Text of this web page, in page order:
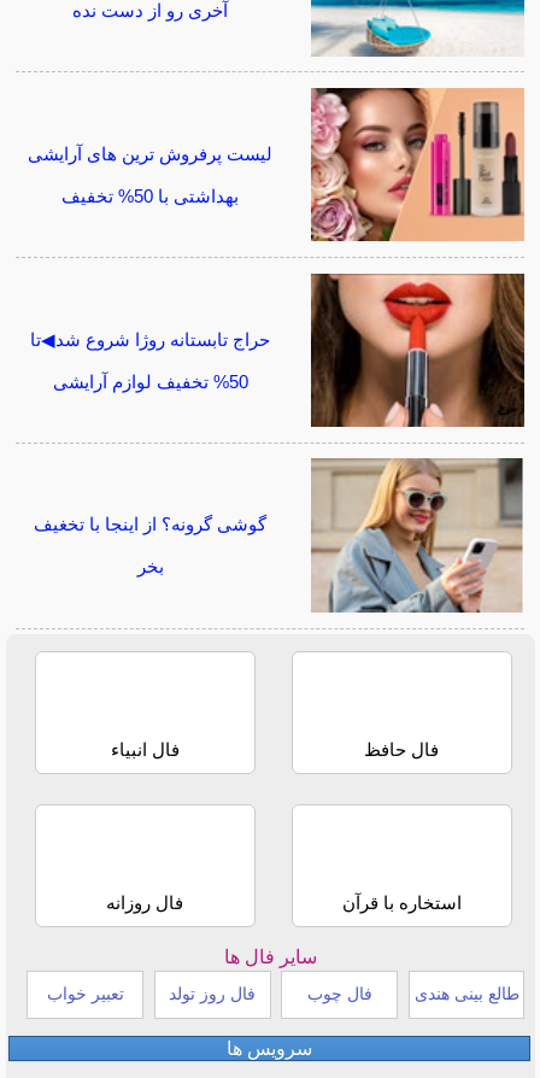
آخری رو از دست نده
لیست پرفروش ترین های آرایشی
بهداشتی با 50% تخفیف
حراج تابستانه روژا شروع شد◀تا
50% تخفیف لوازم آرایشی
گوشی گرونه؟ از اینجا با تخغیف
بخر
فال حافظ فال انبیاء
استخاره با قرآن فال روزانه
سایر فال ها
طالع بینی هندی فال چوب فال روز تولد تعبیر خواب
سرویس ها